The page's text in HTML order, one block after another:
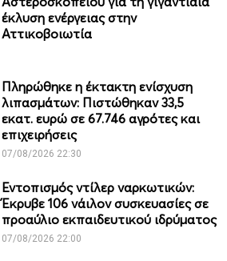
έκλυση ενέργειας στην
Αττικοβοιωτία
Πληρώθηκε η έκτακτη ενίσχυση
λιπασμάτων: Πιστώθηκαν 33,5
εκατ. ευρώ σε 67.746 αγρότες και
επιχειρήσεις
07/08/2026 22:30
Εντοπισμός ντίλερ ναρκωτικών:
Έκρυβε 106 νάιλον συσκευασίες σε
προαύλιο εκπαιδευτικού ιδρύματος
07/08/2026 22:00